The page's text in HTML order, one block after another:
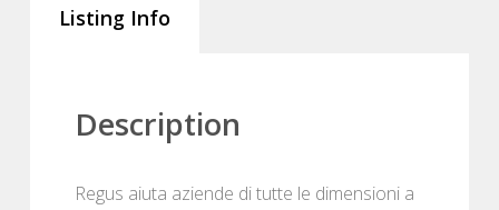
Listing Info
Description
Regus aiuta aziende di tutte le dimensioni a